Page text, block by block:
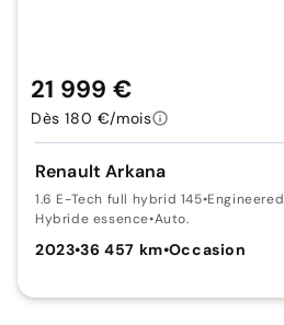
Renault Arkana
1.6 E-Tech full hybrid 145•Engineered
Hybride essence•Auto.
2023•36 457 km•Occasion
21 999 €
Dès 180 €/mois